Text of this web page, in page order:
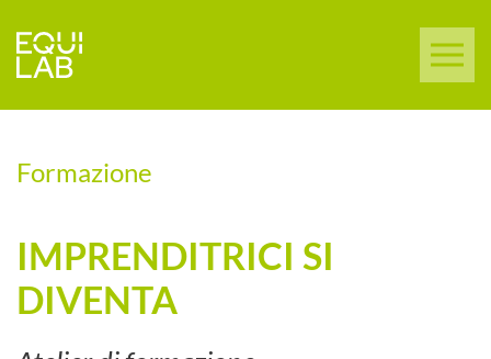
Formazione
IMPRENDITRICI SI
DIVENTA